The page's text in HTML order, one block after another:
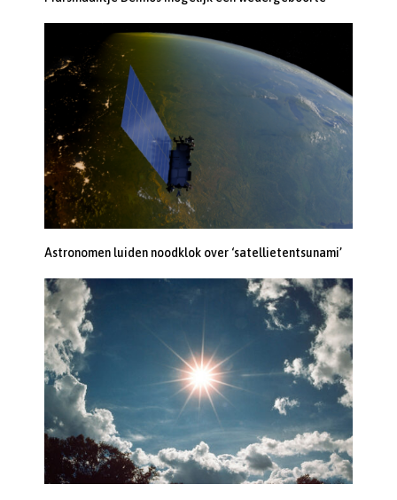
Astronomen luiden noodklok over ‘satellietentsunami’